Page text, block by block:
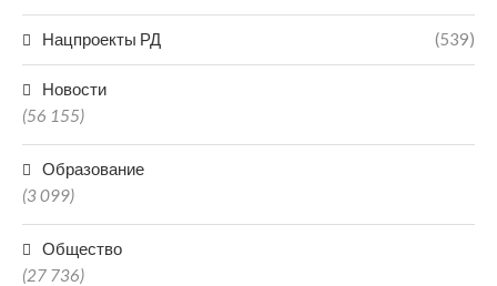
Нацпроекты РД (539)
Новости
(56 155)
Образование
(3 099)
Общество
(27 736)